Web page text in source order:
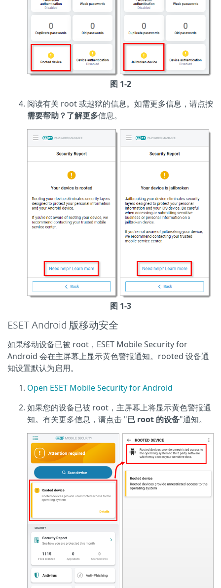
图 1-2
阅读有关 root 或越狱的信息。如需更多信息，请点按
需要帮助？了解更多信息。
图 1-3
ESET Android 版移动安全
如果移动设备已被 root，ESET Mobile Security for
Android 会在主屏幕上显示黄色警报通知。rooted 设备通
知设置默认为启用。
Open ESET Mobile Security for Android
如果您的设备已被 root，主屏幕上将显示黄色警报通
知。有关更多信息，请点击 "已 root 的设备"通知。